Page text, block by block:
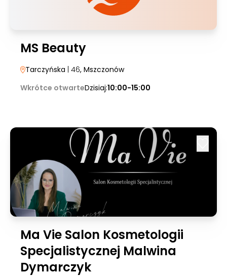
MS Beauty
Tarczyńska | 46, Mszczonów
Wkrótce otwarteDzisiaj:10:00-15:00
Ma Vie Salon Kosmetologii
Specjalistycznej Malwina
Dymarczyk